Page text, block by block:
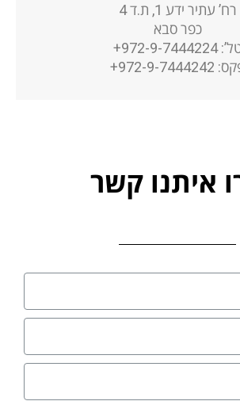
רח’ עתיר ידע 1, ת.ד 4
כפר סבא
7444224+
7444242+
איתנו קשר